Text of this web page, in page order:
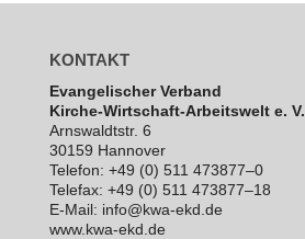
KONTAKT
Evan­ge­li­scher Verband
Kirche-Wirt­schaft-Arbeits­welt e. V.
Arns­waldt­str. 6
30159 Hannover
Telefon: +49 (0) 511 473877–0
Telefax: +49 (0) 511 473877–18
E‑Mail: info@kwa-ekd.de
www.kwa-ekd.de